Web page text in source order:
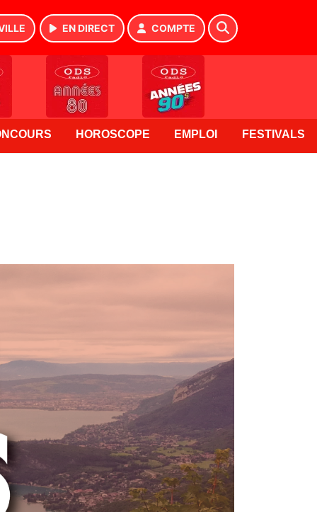
EN DIRECT COMPTE
HOROSCOPE EMPLOI FESTIVALS